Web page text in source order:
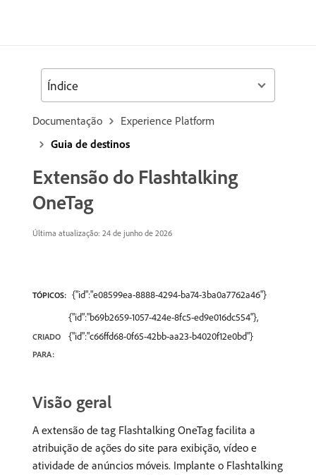
Documentação
Experience Platform
Guia de destinos
Extensão do Flashtalking
OneTag
Última atualização: 24 de junho de 2026
TÓPICOS: {"id":"e08599ea-8888-4294-ba74-3ba0a7762a46"}
CRIADO
PARA:
{"id":"b69b2659-1057-424e-8fc5-ed9e016dc554"},
{"id":"c66ffd68-0f65-42bb-aa23-b4020f12e0bd"}
Visão geral
A extensão de tag Flashtalking OneTag facilita a
atribuição de ações do site para exibição, vídeo e
atividade de anúncios móveis. Implante o Flashtalking
Índice